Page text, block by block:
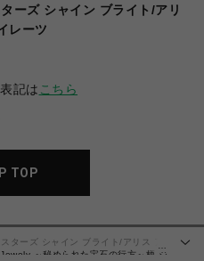
ーズ シャイン ブライト/アリ
レーツ
記は こちら
TOP
ターズ シャイン ブライト/アリス ア
～秘められた宝石の行方～柄 ジ